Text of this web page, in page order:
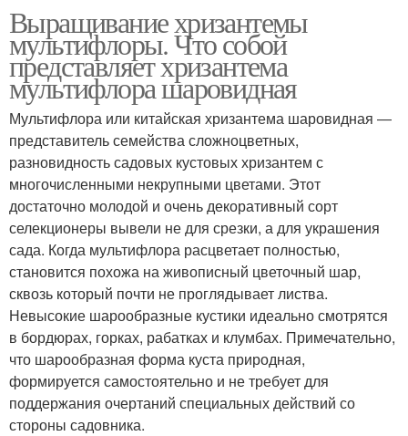
Выращивание хризантемы
мультифлоры. Что собой
представляет хризантема
мультифлора шаровидная
Мультифлора или китайская хризантема шаровидная ―
представитель семейства сложноцветных,
разновидность садовых кустовых хризантем с
многочисленными некрупными цветами. Этот
достаточно молодой и очень декоративный сорт
селекционеры вывели не для срезки, а для украшения
сада. Когда мультифлора расцветает полностью,
становится похожа на живописный цветочный шар,
сквозь который почти не проглядывает листва.
Невысокие шарообразные кустики идеально смотрятся
в бордюрах, горках, рабатках и клумбах. Примечательно,
что шарообразная форма куста природная,
формируется самостоятельно и не требует для
поддержания очертаний специальных действий со
стороны садовника.